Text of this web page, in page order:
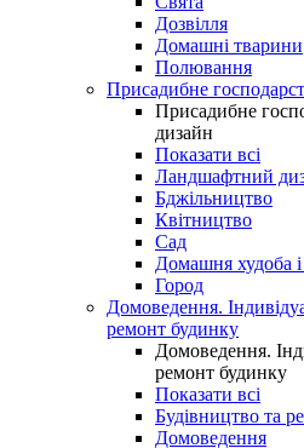
Дозвілля
Домашні тварини
Полювання
Присадибне
Присадибне
дизайн
Показати всі
Ландшафтний
Бджільництво
Квітництво
Сад
Домашня худоба
Город
Домоведення.
ремонт будинку
Домоведення.
ремонт будинку
Показати всі
Будівництво та
Домоведення